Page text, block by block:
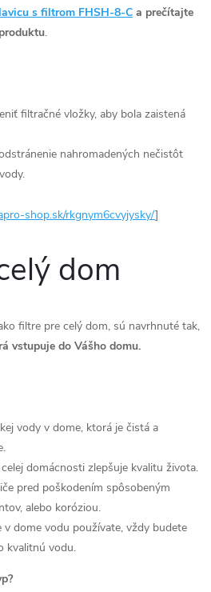
s filtrom FHSH-8-C a prečítajte
.
filtračné vložky, aby bola zaistená
nahromadených nečistôt
shop.sk/rkgnym6cvyjysky/]
dom
filtre pre celý dom, sú navrhnuté tak,
vstupuje do Vášho domu.
vody v dome, ktorá je čistá a
domácnosti zlepšuje kvalitu života.
pred poškodením spôsobeným
alebo koróziou.
v dome vodu používate, vždy budete
kvalitnú vodu.